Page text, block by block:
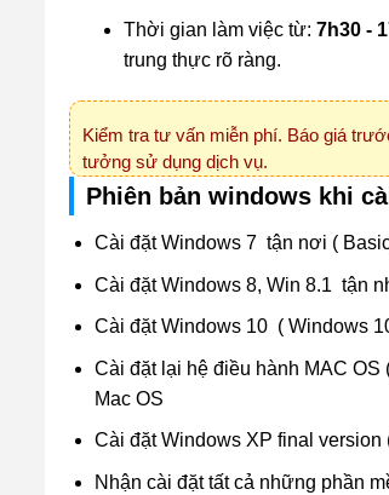
Thời gian làm việc từ: 7h30 -
trung thực rõ ràng.
Kiểm tra tư vấn miễn phí. Báo giá
tưởng sử dụng dịch vụ.
Phiên bản windows khi
Cài đặt Windows 7 tận nơi (
Cài đặt Windows 8, Win 8.1 tận
Cài đặt Windows 10 ( Windows
Cài đặt lại hệ điều hành MAC
Mac OS
Cài đặt Windows XP final
Nhận cài đặt tất cả những phần